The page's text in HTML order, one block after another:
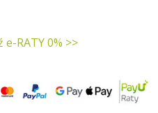
e-RATY 0% >>